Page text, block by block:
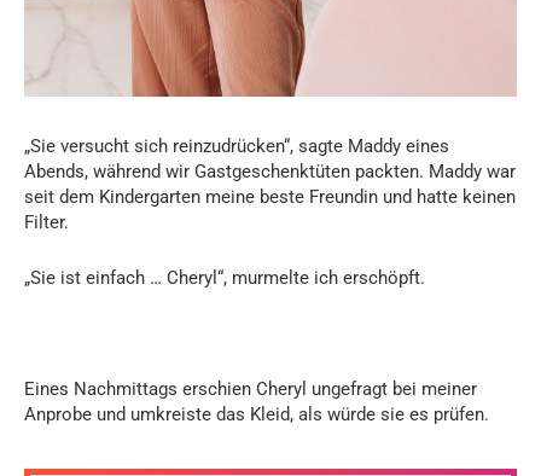
„Sie versucht sich reinzudrücken“, sagte Maddy eines
Abends, während wir Gastgeschenktüten packten. Maddy war
seit dem Kindergarten meine beste Freundin und hatte keinen
Filter.
„Sie ist einfach … Cheryl“, murmelte ich erschöpft.
Eines Nachmittags erschien Cheryl ungefragt bei meiner
Anprobe und umkreiste das Kleid, als würde sie es prüfen.